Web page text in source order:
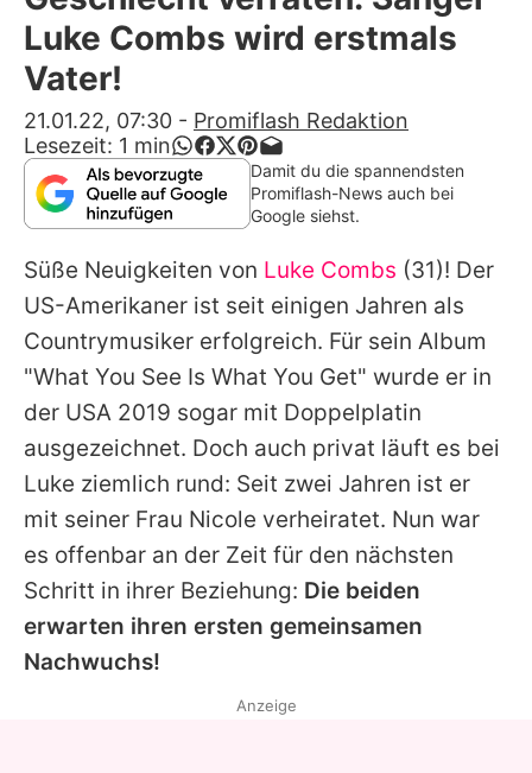
Alle Themen auf Promiflash
App runterladen
Team
Redaktionelle Richtlinien
Impressum
Datenschutzerklärung
Nutzungsbedingungen
Utiq verwalten
Luke Combs wird erstmals
Vater!
21.01.22, 07:30 - Promiflash Redaktion
Lesezeit: 1 min
Damit du die spannendsten
Promiflash-News auch bei
Google siehst.
Süße Neuigkeiten von Luke Combs (31)! Der
US-Amerikaner ist seit einigen Jahren als
Countrymusiker erfolgreich. Für sein Album
"What You See Is What You Get" wurde er in
der USA 2019 sogar mit Doppelplatin
ausgezeichnet. Doch auch privat läuft es bei
Luke ziemlich rund: Seit zwei Jahren ist er
mit seiner Frau Nicole verheiratet. Nun war
es offenbar an der Zeit für den nächsten
Schritt in ihrer Beziehung: Die beiden
erwarten ihren ersten gemeinsamen
Nachwuchs!
Anzeige